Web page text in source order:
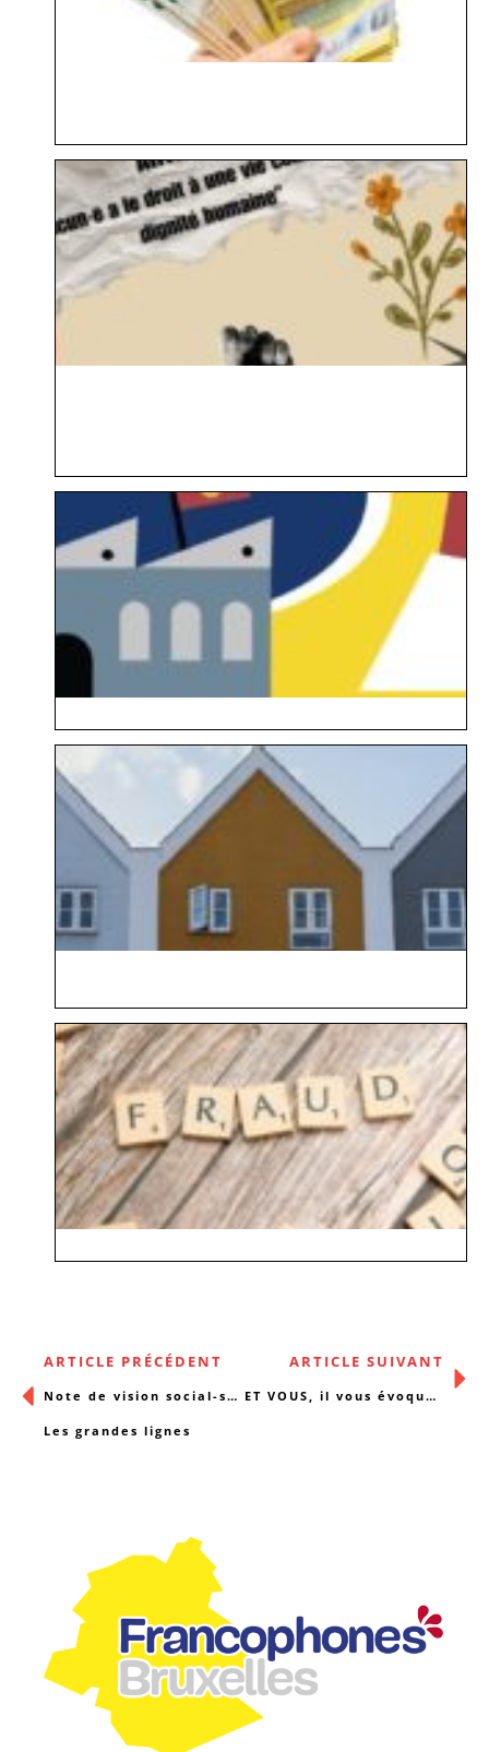
ARTICLE PRÉCÉDENT
Note de vision social-santé du CBCS
Les grandes lignes
ARTICLE SUIVANT
ET VOUS, il vous évoque quoi le mot « PAUSE » ?